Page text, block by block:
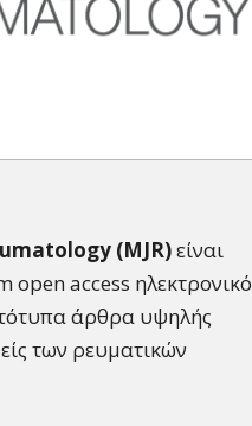
(MJR)είναι
access ηλεκτρονικό
άρθρα υψηλής
των ρευματικών